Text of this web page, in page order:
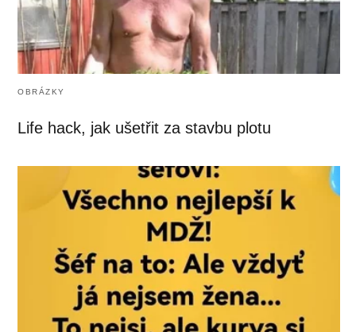
OBRÁZKY
Life hack, jak ušetřit za stavbu plotu